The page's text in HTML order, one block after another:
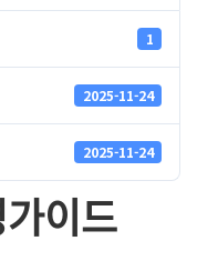
1
2025-11-24
2025-11-24